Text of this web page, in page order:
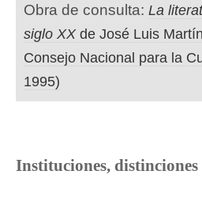
Obra de consulta: La
siglo XXde José Luis
Consejo Nacional para la
1995)
Instituciones,